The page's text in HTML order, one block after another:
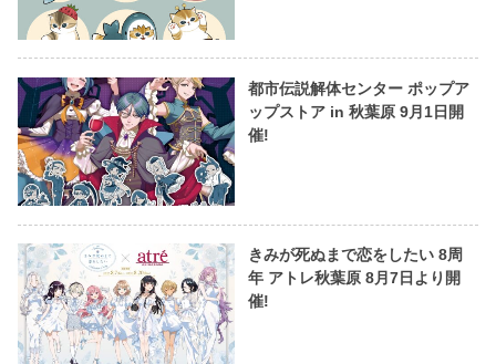
都市伝説解体センター ポップア
ップストア in 秋葉原 9月1日開
催!
きみが死ぬまで恋をしたい 8周
年 アトレ秋葉原 8月7日より開
催!